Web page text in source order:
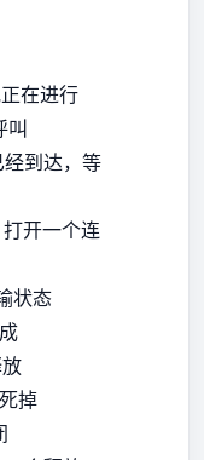
在进行
叫
到达，等
开一个连
状态
掉